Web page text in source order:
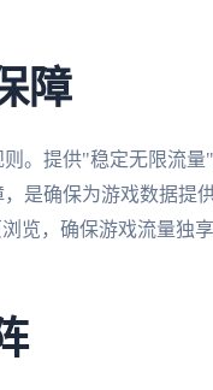
障
。提供"稳定无限流量"
是确保为游戏数据提
览，确保游戏流量独